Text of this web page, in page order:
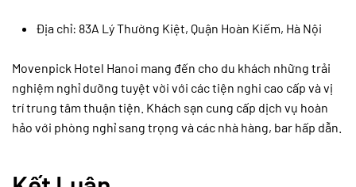
Địa chỉ: 83A Lý Thường Kiệt, Quận Hoàn Kiếm, Hà Nội
Movenpick Hotel Hanoi mang đến cho du khách những trải
nghiệm nghỉ dưỡng tuyệt vời với các tiện nghi cao cấp và vị
trí trung tâm thuận tiện. Khách sạn cung cấp dịch vụ hoàn
hảo với phòng nghỉ sang trọng và các nhà hàng, bar hấp dẫn.